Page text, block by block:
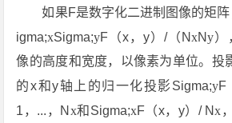
如果F是数字化二进制图像的矩
igma;xSigma;yF（x，y）/（NxNy）
像的高度和宽度，以像素为单位。投
的x和y轴上的归一化投影Sigma;yF
1，...，N x和Sigma;xF（x，y）/ Nx